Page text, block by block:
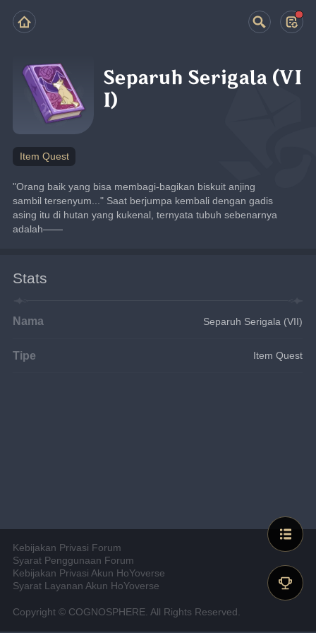
Separuh Serigala (VI
I)
Item Quest
"Orang baik yang bisa membagi-bagikan biskuit anjing
sambil tersenyum..." Saat berjumpa kembali dengan gadis
asing itu di hutan yang kukenal, ternyata tubuh sebenarnya
adalah——
Stats
Nama Separuh Serigala (VII)
Tipe Item Quest
Kebijakan Privasi Forum
Syarat Penggunaan Forum
Kebijakan Privasi Akun HoYoverse
Syarat Layanan Akun HoYoverse
Copyright © COGNOSPHERE. All Rights Reserved.